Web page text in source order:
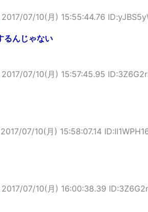
2017/07/10(月) 15:55:44.76
るんじゃない
2017/07/10(月) 15:57:45.95
2017/07/10(月) 15:58:07.14
2017/07/10(月) 16:00:38.39